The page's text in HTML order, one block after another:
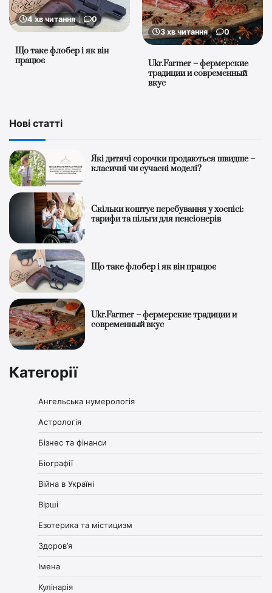
4 хв читання 0
Що таке флобер і як він
працює
3 хв читання 0
Ukr.Farmer – фермерские
традиции и современный
вкус
Нові статті
Які дитячі сорочки продаються швидше –
класичні чи сучасні моделі?
Скільки коштує перебування у хоспісі:
тарифи та пільги для пенсіонерів
Що таке флобер і як він працює
Ukr.Farmer – фермерские традиции и
современный вкус
Категорії
Ангельська нумерологія
Астрологія
Бізнес та фінанси
Біографії
Війна в Україні
Вірші
Езотерика та містицизм
Здоров’я
Імена
Кулінарія